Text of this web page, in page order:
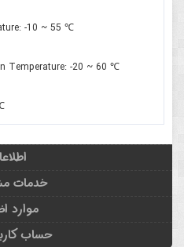
-10 ~ 55 ℃
Temperature: -20 ~ 60 ℃
خدمات
موارد
حساب